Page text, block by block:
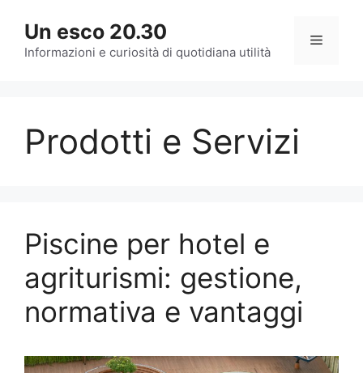
contenuto
Un esco 20.30
Informazioni e curiosità di quotidiana utilità
Menu
Prodotti e Servizi
Piscine per hotel e
agriturismi: gestione,
normativa e vantaggi